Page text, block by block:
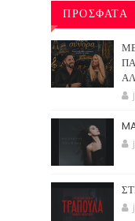
ΠΡΟΣΦΑΤΑ